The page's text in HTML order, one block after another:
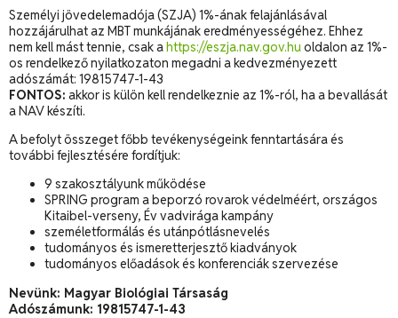
Személyi jövedelemadója (SZJA) 1%-ának felajánlásával
hozzájárulhat az MBT munkájának eredményességéhez. Ehhez
nem kell mást tennie, csak ahttps://eszja.nav.gov.huoldalon az 1%-
os rendelkező nyilatkozaton megadni a kedvezményezett
adószámát: 19815747-1-43
FONTOS: akkor is külön kell rendelkeznie az 1%-ról, ha a bevallását
a NAV készíti.
A befolyt összeget főbb tevékenységeink fenntartására és
további fejlesztésére fordítjuk:
9 szakosztályunk működése
SPRING program a beporzó rovarok védelméért, országos
Kitaibel-verseny, Év vadvirága kampány
személetformálás és utánpótlásnevelés
tudományos és ismeretterjesztő kiadványok
tudományos előadások és konferenciák szervezése
Nevünk: Magyar Biológiai Társaság
Adószámunk: 19815747-1-43